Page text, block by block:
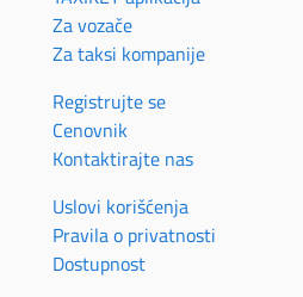
Za vozače
Za taksi kompanije
Registrujte se
Cenovnik
Kontaktirajte nas
Uslovi korišćenja
Pravila o privatnosti
Dostupnost